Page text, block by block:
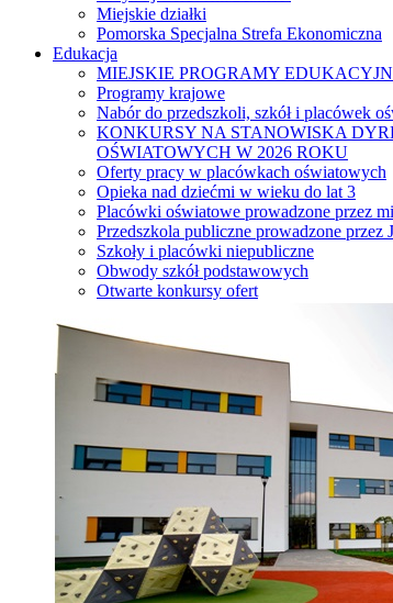
Miejskie działki
Pomorska Specjalna Strefa Ekonomiczna
Edukacja
MIEJSKIE PROGRAMY
Programy krajowe
Nabór do przedszkoli, szkół i placówek
KONKURSY NA STANOWISKA
OŚWIATOWYCH W 2026 ROKU
Oferty pracy w placówkach oświatowych
Opieka nad dziećmi w wieku do lat 3
Placówki oświatowe prowadzone przez
Przedszkola publiczne prowadzone przez
Szkoły i placówki niepubliczne
Obwody szkół podstawowych
Otwarte konkursy ofert